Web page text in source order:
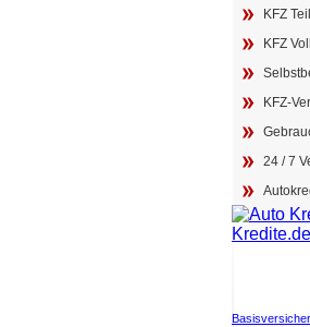
KFZ
KFZ
KFZ-
24 / 7